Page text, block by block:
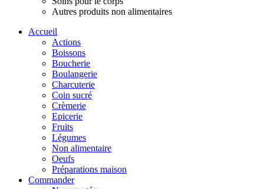
Autres produits non alimentaires
Accueil
Actions
Boissons
Boucherie
Boulangerie
Charcuterie
Coin sucré
Crèmerie
Epicerie
Fruits
Légumes
Non alimentaire
Oeufs
Préparations maison
Commander